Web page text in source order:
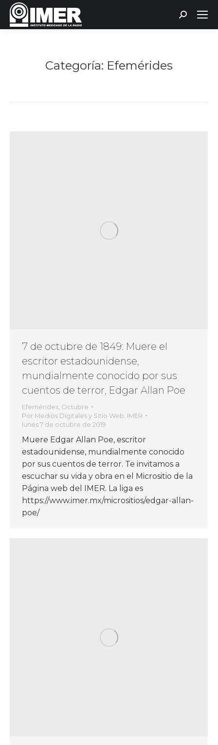
Buscar:
Categoría: Efemérides
7 de octubre de 1849: Muere el
escritor estadounidense,
mundialmente conocido por sus
cuentos de terror, Edgar Allan Poe
Efemérides Octubre
Por Medios Digitales y Sitio Web, IMER
lunes 7 de octubre de 2019
Muere Edgar Allan Poe, escritor
estadounidense, mundialmente conocido
por sus cuentos de terror. Te invitamos a
escuchar su vida y obra en el Micrositio de la
Página web del IMER. La liga es
https://www.imer.mx/micrositios/edgar-allan-
poe/